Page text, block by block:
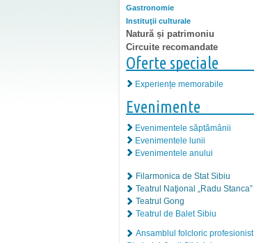
Gastronomie
Instituţii culturale
Natură și patrimoniu
Circuite recomandate
Oferte speciale
Experiențe memorabile
Evenimente
Evenimentele săptămânii
Evenimentele lunii
Evenimentele anului
Filarmonica de Stat Sibiu
Teatrul Naţional „Radu Stanca”
Teatrul Gong
Teatrul de Balet Sibiu
Ansamblul folcloric profesionist